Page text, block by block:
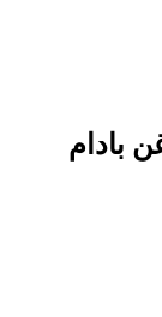
بادام